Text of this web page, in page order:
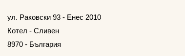
ул. Раковски 93 - Енес 2010
Котел - Сливен
8970 - България